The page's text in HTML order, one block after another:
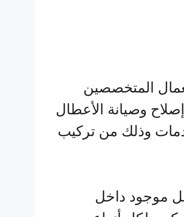
المتخصصين
وصيانة الأعطال
وذلك من تركيب
موجود داخل